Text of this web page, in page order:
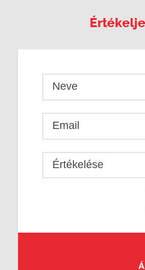
Neve
Email
Értékelése